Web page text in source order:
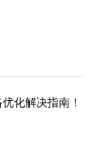
化解决指南！